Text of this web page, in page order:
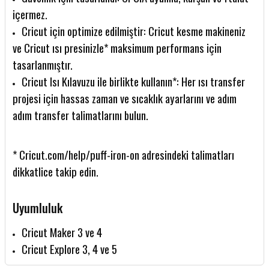
içermez.
Cricut için optimize edilmiştir: Cricut kesme makineniz
ve Cricut ısı presinizle* maksimum performans için
tasarlanmıştır.
Cricut Isı Kılavuzu ile birlikte kullanın*: Her ısı transfer
projesi için hassas zaman ve sıcaklık ayarlarını ve adım
adım transfer talimatlarını bulun.
* Cricut.com/help/puff-iron-on adresindeki talimatları
dikkatlice takip edin.
Uyumluluk
Cricut Maker 3 ve 4
Cricut Explore 3, 4 ve 5